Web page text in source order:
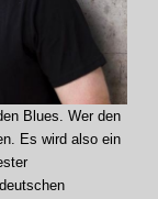
Blues. Wer den
Es wird also ein